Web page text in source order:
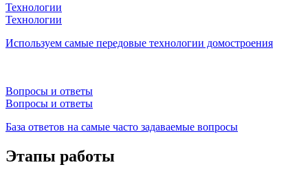
Технологии
Технологии
Используем самые передовые технологии домостроения
Вопросы и ответы
Вопросы и ответы
База ответов на самые часто задаваемые вопросы
Этапы работы